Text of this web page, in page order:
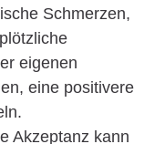
Schmerzen,
eigenen
eine positivere
Akzeptanz kann